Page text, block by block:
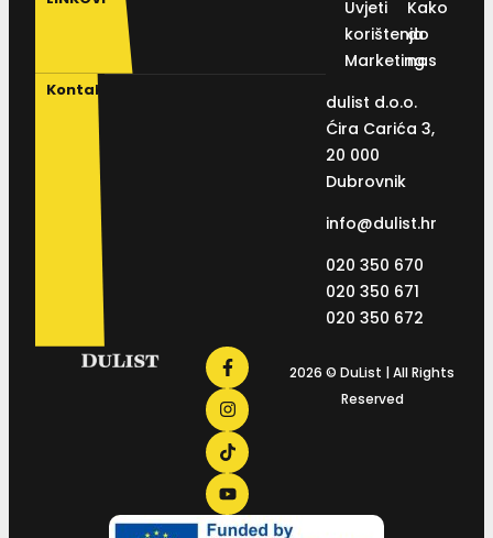
Uvjeti
korištenja
Marketing
Kako
do
nas
Kontakt
dulist d.o.o.
Ćira Carića 3,
20 000
Dubrovnik
info@dulist.hr
020 350 670
020 350 671
020 350 672
2026 © DuList | All Rights
Reserved